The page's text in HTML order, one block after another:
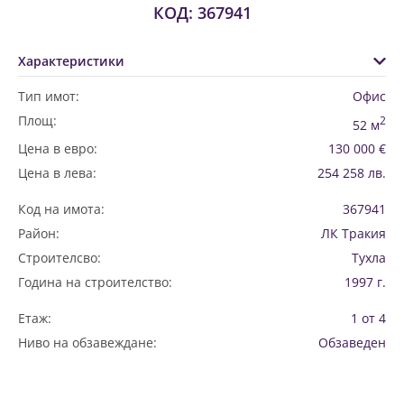
КОД: 367941
Характеристики
Тип имот:
Офис
Площ:
52 м2
Цена в евро:
130 000 €
Цена в лева:
254 258 лв.
Код на имота:
367941
Район:
ЛК Тракия
Строителсво:
Тухла
Година на строителство:
1997 г.
Етаж:
1 от 4
Ниво на обзавеждане:
Обзаведен